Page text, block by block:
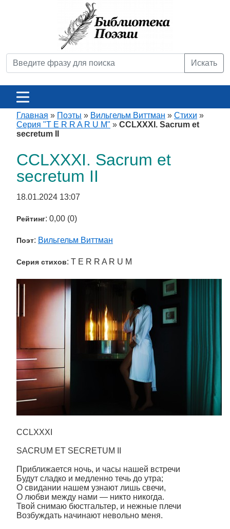
Искать
Главная » Поэты » Вильгельм Виттман » Стихи »
Серия "T E R R A R U M" » CCLXXXI. Sacrum et
secretum II
CCLXXXI. Sacrum et
secretum II
18.01.2024 13:07
Рейтинг: 0,00 (0)
Поэт: Вильгельм Виттман
Серия стихов: T E R R A R U M
CCLXXXI
SACRUM ET SECRETUM II
Приближается ночь, и часы нашей встречи
Будут сладко и медленно течь до утра;
О свидании нашем узнают лишь свечи,
О любви между нами — никто никогда.
Твой снимаю бюстгальтер, и нежные плечи
Возбуждать начинают невольно меня.